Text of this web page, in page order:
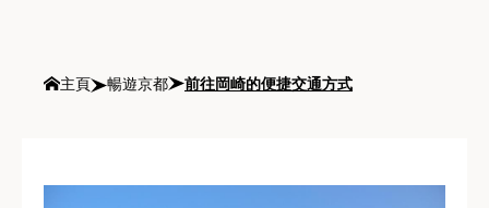
主頁 暢遊京都 前往岡崎的便捷交通方式